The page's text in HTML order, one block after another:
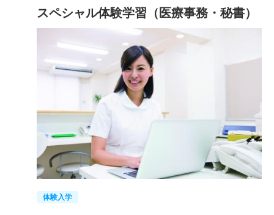
スペシャル体験学習（医療事務・秘書）
体験入学